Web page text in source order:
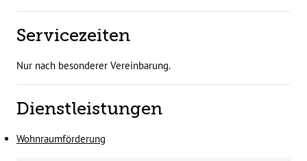
Servicezeiten
Nur nach besonderer Vereinbarung.
Dienstleistungen
Wohnraumförderung